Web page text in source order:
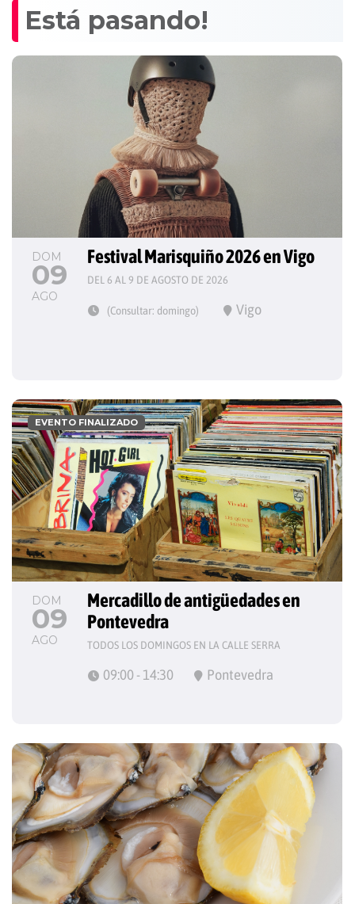
Está pasando!
DOM
09
AGO
Festival Marisquiño 2026 en Vigo
DEL 6 AL 9 DE AGOSTO DE 2026
(Consultar: domingo) Vigo
DOM
09
AGO
Mercadillo de antigüedades en
Pontevedra
TODOS LOS DOMINGOS EN LA CALLE SERRA
09:00 - 14:30 Pontevedra
EVENTO FINALIZADO